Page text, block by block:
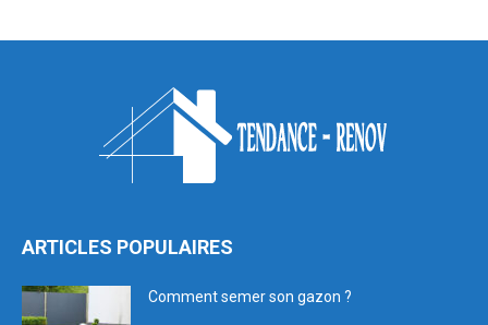
ARTICLES POPULAIRES
Comment semer son gazon ?